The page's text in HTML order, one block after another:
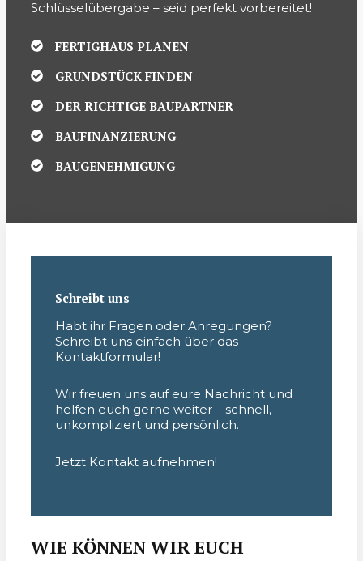
Schlüsselübergabe – seid perfekt vorbereitet!
FERTIGHAUS PLANEN
GRUNDSTÜCK FINDEN
DER RICHTIGE BAUPARTNER
BAUFINANZIERUNG
BAUGENEHMIGUNG
Schreibt uns
Habt ihr Fragen oder Anregungen?
Schreibt uns einfach über das
Kontaktformular!
Wir freuen uns auf eure Nachricht und
helfen euch gerne weiter – schnell,
unkompliziert und persönlich.
Jetzt Kontakt aufnehmen!
WIE KÖNNEN WIR EUCH